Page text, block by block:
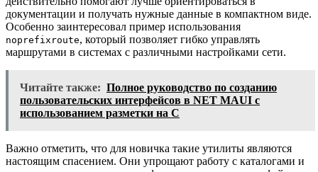
документации и получать нужные данные в компактном виде.
Особенно заинтересовал пример использования
noprefixroute, который позволяет гибко управлять
маршрутами в системах с различными настройками сети.
Читайте также: Полное руководство по созданию
пользовательских интерфейсов в NET MAUI с
использованием разметки на C
Важно отметить, что для новичка такие утилиты являются
настоящим спасением. Они упрощают работу с каталогами и